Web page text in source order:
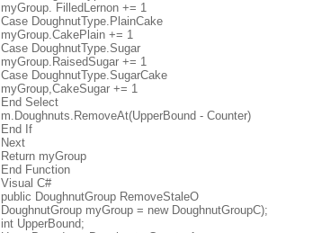
myGroup. FilledLernon += 1
Case DoughnutType.PlainCake
myGroup.CakePlain += 1
Case DoughnutType.Sugar
myGroup.RaisedSugar += 1
Case DoughnutType.SugarCake
myGroup,CakeSugar += 1
End Select
m.Doughnuts.RemoveAt(UpperBound - Counter)
End If
Next
Return myGroup
End Function
Visual C#
public DoughnutGroup RemoveStaleO
DoughnutGroup myGroup = new DoughnutGroupC);
int UpperBound;